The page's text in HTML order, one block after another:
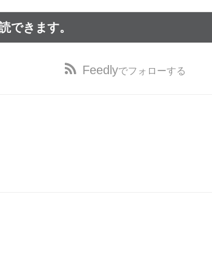
できます。
Feedlyでフォローする